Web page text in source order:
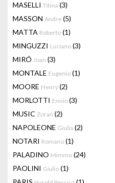
MASELLI Titina (3)
MASSON Andre (5)
MATTA Roberto (1)
MINGUZZI Luciano (3)
MIRÓ Joan (3)
MONTALE Eugenio (1)
MOORE Henry (2)
MORLOTTI Ennio (3)
MUSIC Zoran (2)
NAPOLEONE Giulia (2)
NOTARI Romano (1)
PALADINO Mimmo (24)
PAOLINI Giulio (1)